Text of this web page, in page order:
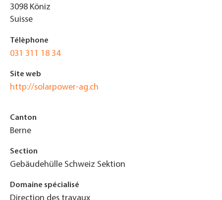
3098 Köniz
Suisse
Télèphone
031 311 18 34
Site web
http://solarpower-ag.ch
Canton
Berne
Section
Gebäudehülle Schweiz Sektion
Domaine spécialisé